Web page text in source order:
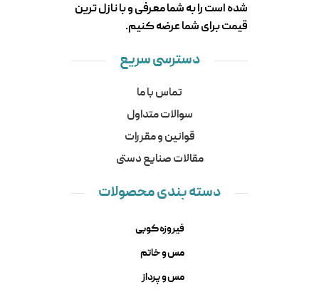
شده است را به شما معرفی و با نازل ترین
قیمت برای شما عرضه کنیم.
دسترسی سریع
تماس با ما
سوالات متداول
قوانین و مقررات
مقالات صنایع دستی
دسته بندی محصولات
فیروزه کوبی
مس و خاتم
مس و پرداز